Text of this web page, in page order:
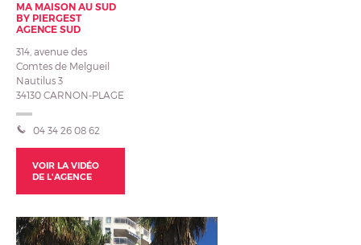
MA MAISON AU SUD
BY PIERGEST
AGENCE SUD
314, avenue des
Comtes de Melgueil
Nautilus 3
34130 CARNON-PLAGE
04 34 26 08 62
VOIR LA VIDÉO
DE L'AGENCE